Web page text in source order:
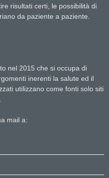
risultati certi, le possibilità di
da paziente a paziente.
nel 2015 che si occupa di
inerenti la salute ed il
utilizzano come fonti solo siti
mail a: